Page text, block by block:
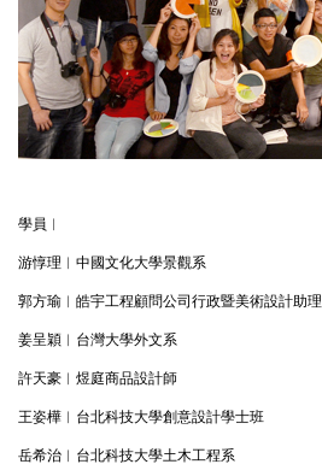
學員︱
游惇理︱中國文化大學景觀系
郭方瑜︱皓宇工程顧問公司行政暨美術設計助理
姜呈穎︱台灣大學外文系
許天豪︱煜庭商品設計師
王姿樺︱台北科技大學創意設計學士班
岳希治︱台北科技大學土木工程系